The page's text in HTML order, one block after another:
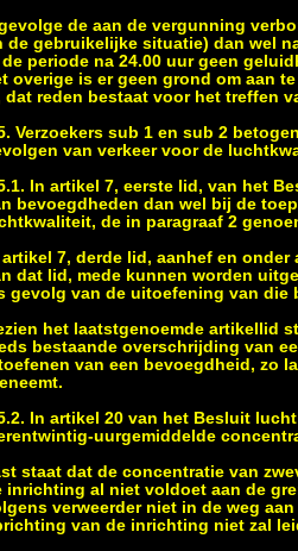
de aan de vergunning
de gebruikelijke situatie) dan wel
periode na 24.00 uur geen
overige is er geen grond om aan
dat reden bestaat voor het treffen
Verzoekers sub 1 en sub 2
van verkeer voor de
In artikel 7, eerste lid, van het
bevoegdheden dan wel bij de
de in paragraaf 2
artikel 7, derde lid, aanhef en
dat lid, mede kunnen worden
gevolg van de uitoefening van
het laatstgenoemde artikellid
bestaande overschrijding van
van een bevoegdheid, zo
In artikel 20 van het Besluit
uurgemiddelde
staat dat de concentratie van
inrichting al niet voldoet aan de
verweerder niet in de weg
van de inrichting niet zal